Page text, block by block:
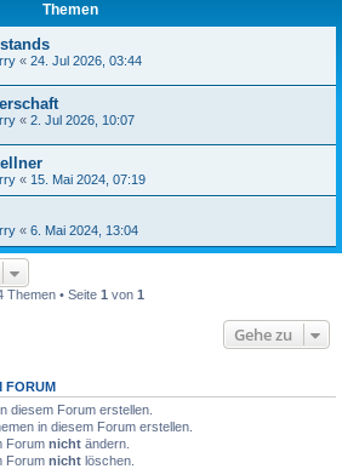
Themen
« 24. Jul 2026, 03:44
« 2. Jul 2026, 10:07
« 15. Mai 2024, 07:19
« 6. Mai 2024, 13:04
Themen • Seite 1 von 1
Gehe zu
FORUM
diesem Forum erstellen.
in diesem Forum erstellen.
Forum nicht ändern.
Forum nicht löschen.